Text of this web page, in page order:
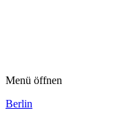
Menü öffnen
Berlin